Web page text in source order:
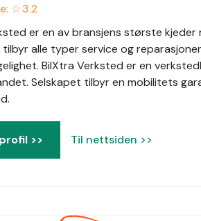
☆3.2
er en av bransjens største
alle typer service og
BilXtra Verksted er en
Selskapet tilbyr en mobilitets
>> Til nettsiden >>